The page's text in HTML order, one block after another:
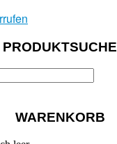
PRODUKTSUCHE
WARENKORB